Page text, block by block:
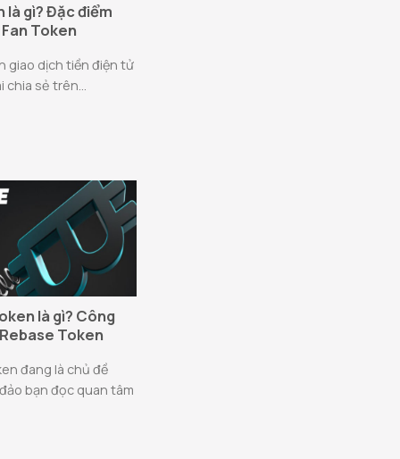
là gì? Đặc điểm
Token
giao dịch tiền điện tử
sẻ trên...
là gì? Công
Token
đang là chủ đề
bạn đọc quan tâm